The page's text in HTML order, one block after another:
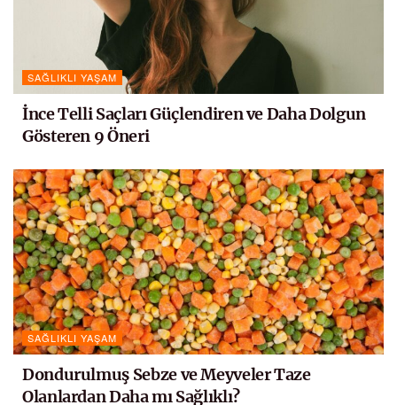
SAĞLIKLI YAŞAM
İnce Telli Saçları Güçlendiren ve Daha Dolgun
Gösteren 9 Öneri
SAĞLIKLI YAŞAM
Dondurulmuş Sebze ve Meyveler Taze
Olanlardan Daha mı Sağlıklı?